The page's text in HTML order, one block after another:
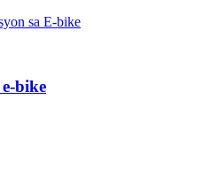
sa E-bike
bike